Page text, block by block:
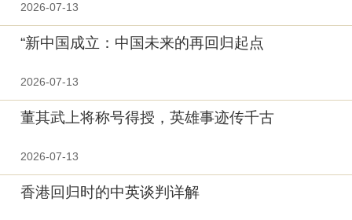
2026-07-13
“新中国成立：中国未来的再回归起点
2026-07-13
董其武上将称号得授，英雄事迹传千古
2026-07-13
香港回归时的中英谈判详解